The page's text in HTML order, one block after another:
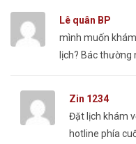
Lê quân BP
mình muốn
lịch? Bác thường
Zin 1234
Đặt lịch khám
hotline phía